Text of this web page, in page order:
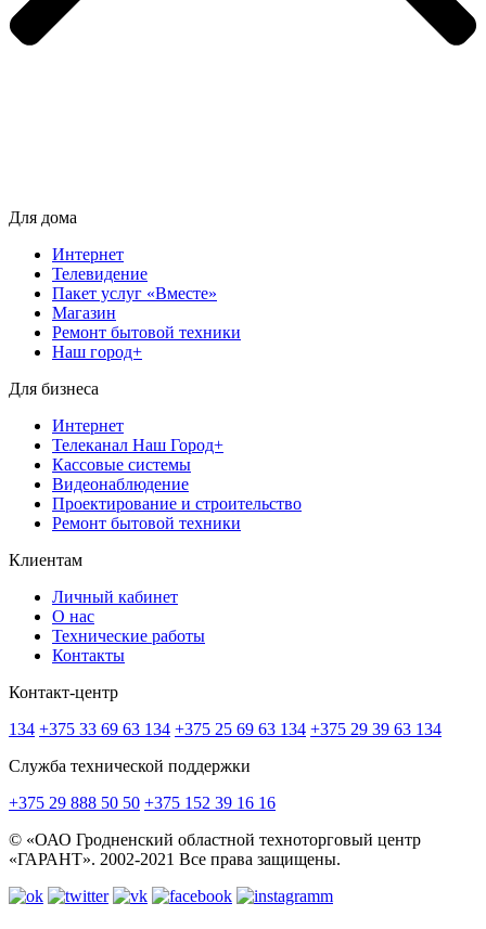
Для дома
Интернет
Телевидение
Пакет услуг «Вместе»
Магазин
Ремонт бытовой техники
Наш город+
Для бизнеса
Интернет
Телеканал Наш Город+
Кассовые системы
Видеонаблюдение
Проектирование и строительство
Ремонт бытовой техники
Клиентам
Личный кабинет
О нас
Технические работы
Контакты
Контакт-центр
134 +375 33 69 63 134 +375 25 69 63 134 +375 29 39 63 134
Служба технической поддержки
+375 29 888 50 50 +375 152 39 16 16
© «ОАО Гродненский областной техноторговый центр
«ГАРАНТ». 2002-2021 Все права защищены.